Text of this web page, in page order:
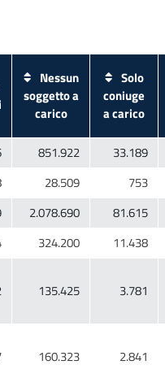
Nessun
soggetto a
Solo
coniuge